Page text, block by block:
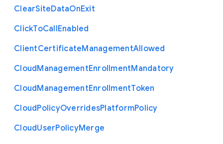
ClearSiteDataOnExit
ClickToCallEnabled
ClientCertificateManagementAllowed
CloudManagementEnrollmentMandatory
CloudManagementEnrollmentToken
CloudPolicyOverridesPlatformPolicy
CloudUserPolicyMerge